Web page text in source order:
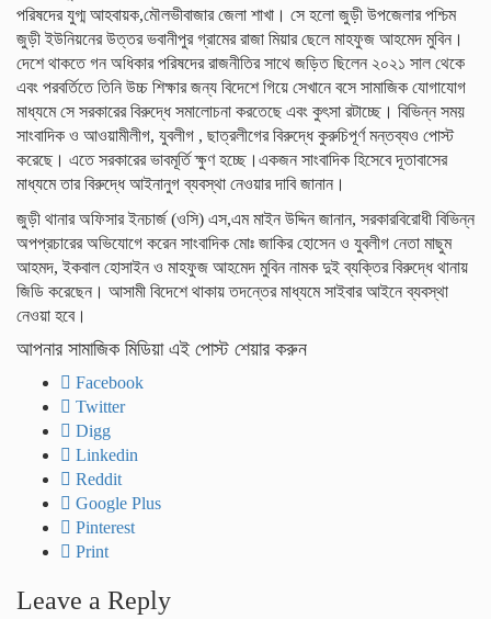
পরিষদের যুগ্ম আহবায়ক,মৌলভীবাজার জেলা শাখা। সে হলো জুড়ী উপজেলার পশ্চিম
জুড়ী ইউনিয়নের উত্তর ভবানীপুর গ্রামের রাজা মিয়ার ছেলে মাহফুজ আহমেদ মুবিন।
দেশে থাকতে গন অধিকার পরিষদের রাজনীতির সাথে জড়িত ছিলেন ২০২১ সাল থেকে
এবং পরবর্তিতে তিনি উচ্চ শিক্ষার জন্য বিদেশে গিয়ে সেখানে বসে সামাজিক যোগাযোগ
মাধ্যমে সে সরকারের বিরুদ্ধে সমালোচনা করতেছে এবং কুৎসা রটাচ্ছে। বিভিন্ন সময়
সাংবাদিক ও আওয়ামীলীগ, যুবলীগ , ছাত্রলীগের বিরুদ্ধে কুরুচিপূর্ণ মন্তব্যও পোস্ট
করেছে। এতে সরকারের ভাবমূর্তি ক্ষুণ হচ্ছে।একজন সাংবাদিক হিসেবে দূতাবাসের
মাধ্যমে তার বিরুদ্ধে আইনানুগ ব্যবস্থা নেওয়ার দাবি জানান।
জুড়ী থানার অফিসার ইনচার্জ (ওসি) এস,এম মাইন উদ্দিন জানান, সরকারবিরোধী বিভিন্ন
অপপ্রচারের অভিযোগে করেন সাংবাদিক মোঃ জাকির হোসেন ও যুবলীগ নেতা মাছুম
আহমদ, ইকবাল হোসাইন ও মাহফুজ আহমেদ মুবিন নামক দুই ব্যক্তির বিরুদ্ধে থানায়
জিডি করেছেন। আসামী বিদেশে থাকায় তদন্তের মাধ্যমে সাইবার আইনে ব্যবস্থা
নেওয়া হবে।
আপনার সামাজিক মিডিয়া এই পোস্ট শেয়ার করুন
Facebook
Twitter
Digg
Linkedin
Reddit
Google Plus
Pinterest
Print
Leave a Reply